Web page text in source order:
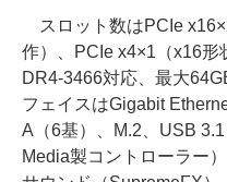
スロット数はPCIe
作）、PCIe x4×1（x16形
DR4-3466対応、最大
フェイスはGigabit
A（6基）、M.2、USB
Media製コントローラー